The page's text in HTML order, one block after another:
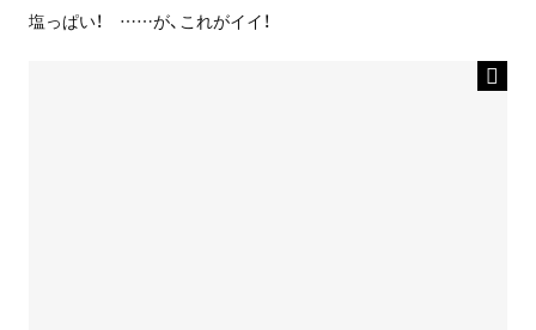
塩っぱい！ ……が、これがイイ！